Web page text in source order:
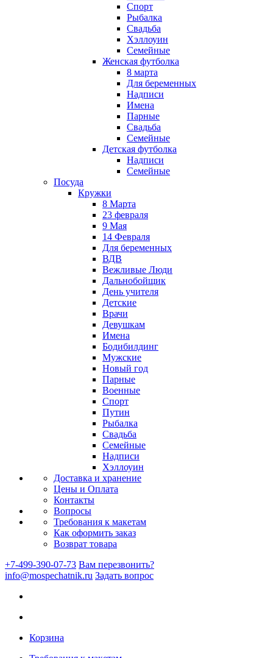
Спорт
Рыбалка
Свадьба
Хэллоуин
Семейные
Женская футболка
8 марта
Для беременных
Надписи
Имена
Парные
Свадьба
Семейные
Детская футболка
Надписи
Семейные
Посуда
Кружки
8 Марта
23 февраля
9 Мая
14 Февраля
Для беременных
ВДВ
Вежливые Люди
Дальнобойщик
День учителя
Детские
Врачи
Девушкам
Имена
Бодибилдинг
Мужские
Новый год
Парные
Военные
Спорт
Путин
Рыбалка
Свадьба
Семейные
Надписи
Хэллоуин
Доставка и хранение
Цены и Оплата
Контакты
Вопросы
Требования к макетам
Как оформить заказ
Возврат товара
+7-499-390-07-73 Вам перезвонить?
info@mospechatnik.ru Задать вопрос
Корзина